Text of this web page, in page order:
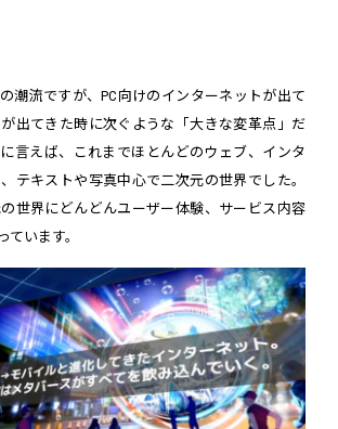
潮流ですが、PC向けのインターネットが出て
出てきた時に次ぐような「大きな変革点」だ
言えば、これまでほとんどのウェブ、インタ
テキストや写真中心で二次元の世界でした。
世界にどんどんユーザー体験、サービス内容
ています。